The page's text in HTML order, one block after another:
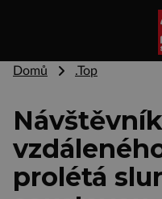
Domů .Top
prolétá